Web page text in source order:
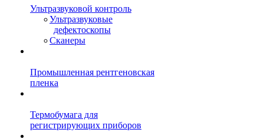
Ультразвуковой контроль
Ультразвуковые
дефектоскопы
Сканеры
Промышленная рентгеновская
пленка
Термобумага для
регистрирующих приборов